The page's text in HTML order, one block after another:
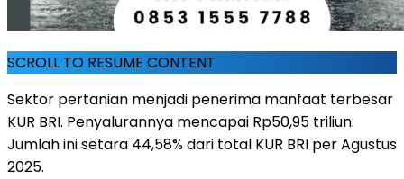
SCROLL TO RESUME CONTENT
Sektor pertanian menjadi penerima manfaat terbesar
KUR BRI. Penyalurannya mencapai Rp50,95 triliun.
Jumlah ini setara 44,58% dari total KUR BRI per Agustus
2025.